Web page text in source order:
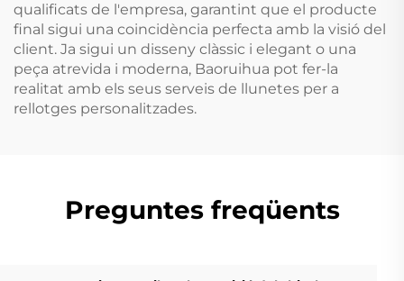
qualificats de l'empresa, garantint que el producte
final sigui una coincidència perfecta amb la visió del
client. Ja sigui un disseny clàssic i elegant o una
peça atrevida i moderna, Baoruihua pot fer-la
realitat amb els seus serveis de llunetes per a
rellotges personalitzades.
Preguntes freqüents